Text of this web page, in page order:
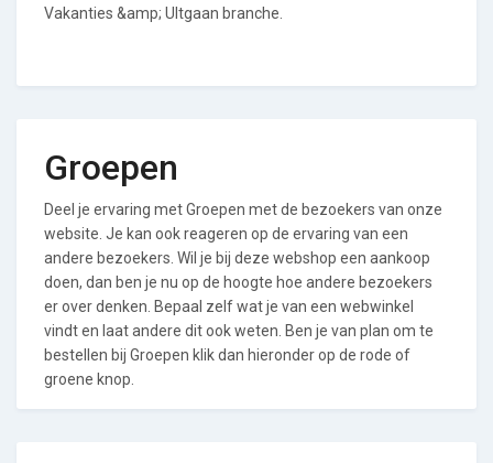
Vakanties &amp; UItgaan branche.
Groepen
Deel je ervaring met Groepen met de bezoekers van onze
website. Je kan ook reageren op de ervaring van een
andere bezoekers. Wil je bij deze webshop een aankoop
doen, dan ben je nu op de hoogte hoe andere bezoekers
er over denken. Bepaal zelf wat je van een webwinkel
vindt en laat andere dit ook weten. Ben je van plan om te
bestellen bij Groepen klik dan hieronder op de rode of
groene knop.